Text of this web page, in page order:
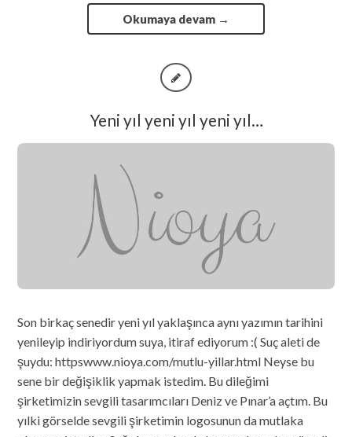
Okumaya devam →
Yeni yıl yeni yıl yeni yıl…
Son birkaç senedir yeni yıl yaklaşınca aynı yazımın tarihini
yenileyip indiriyordum suya, itiraf ediyorum :( Suç aleti de
şuydu: httpswww.nioya.com/mutlu-yillar.html Neyse bu
sene bir değişiklik yapmak istedim. Bu dileğimi
şirketimizin sevgili tasarımcıları Deniz ve Pınar’a açtım. Bu
yılki görselde sevgili şirketimin logosunun da mutlaka